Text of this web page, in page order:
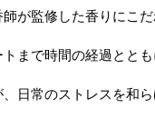
が監修した香りにこだ
まで時間の経過とと
日常のストレスを和